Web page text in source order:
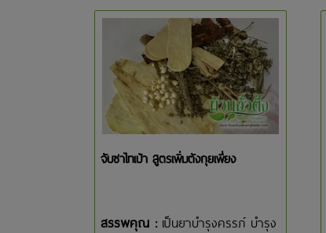
จับซาไทเป้า สูตรเพิ่มตังกุยเพี่ยง
สรรพคุณ : เป็นยาบำรุงครรภ์ บำรุง